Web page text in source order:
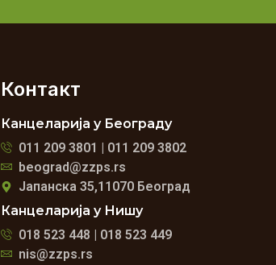
Контакт
Канцеларија у Београду
011 209 3801 | 011 209 3802
beograd@zzps.rs
Јапанска 35,11070 Београд
Канцеларија у Нишу
018 523 448 | 018 523 449
nis@zzps.rs